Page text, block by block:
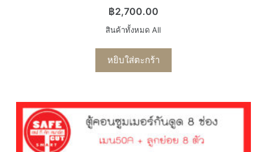
฿2,700.00
สินค้าทั้งหมด All
หยิบใส่ตะกร้า